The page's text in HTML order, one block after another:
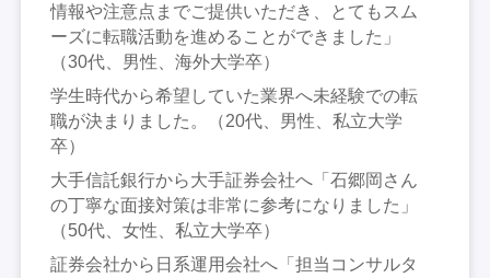
情報や注意点までご提供いただき、とてもスム
ーズに転職活動を進めることができました」
（30代、男性、海外大学卒）
学生時代から希望していた業界へ未経験での転
職が決まりました。（20代、男性、私立大学
卒）
大手信託銀行から大手証券会社へ「石郷岡さん
の丁寧な面接対策は非常に参考になりました」
（50代、女性、私立大学卒）
証券会社から日系運用会社へ「担当コンサルタ